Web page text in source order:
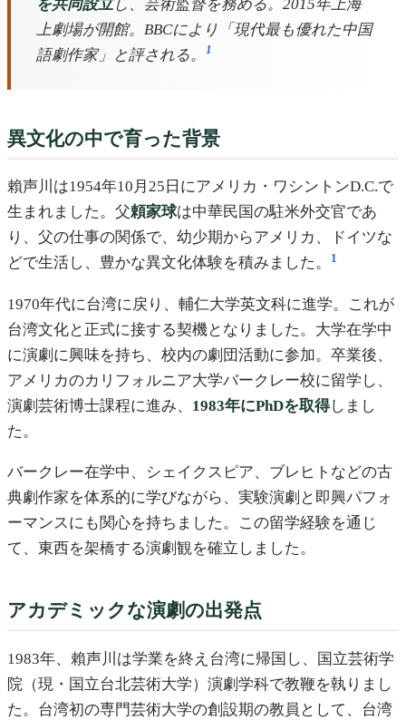
を共同設立し、芸術監督を務める。2015年上海
上劇場が開館。BBCにより「現代最も優れた中国
語劇作家」と評される。
1
異文化の中で育った背景
賴声川は1954年10月25日にアメリカ・ワシントンD.C.で
生まれました。父頼家球は中華民国の駐米外交官であ
り、父の仕事の関係で、幼少期からアメリカ、ドイツな
どで生活し、豊かな異文化体験を積みました。
1
1970年代に台湾に戻り、輔仁大学英文科に進学。これが
台湾文化と正式に接する契機となりました。大学在学中
に演劇に興味を持ち、校内の劇団活動に参加。卒業後、
アメリカのカリフォルニア大学バークレー校に留学し、
演劇芸術博士課程に進み、 1983年にPhDを取得しまし
た。
バークレー在学中、シェイクスピア、ブレヒトなどの古
典劇作家を体系的に学びながら、実験演劇と即興パフォ
ーマンスにも関心を持ちました。この留学経験を通じ
て、東西を架橋する演劇観を確立しました。
アカデミックな演劇の出発点
1983年、賴声川は学業を終え台湾に帰国し、国立芸術学
院（現・国立台北芸術大学）演劇学科で教鞭を執りまし
た。台湾初の専門芸術大学の創設期の教員として、台湾